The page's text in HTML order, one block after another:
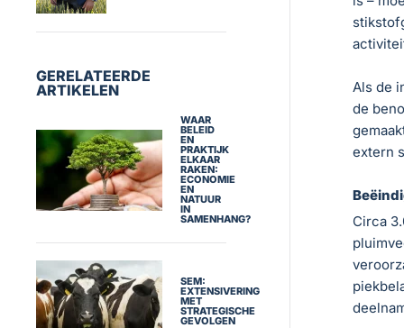
GERELATEERDE
ARTIKELEN
WAAR
BELEID
EN
PRAKTIJK
ELKAAR
RAKEN:
ECONOMIE
EN
NATUUR
IN
SAMENHANG?
SEM:
EXTENSIVERING
MET
STRATEGISCHE
GEVOLGEN
Als de
de
extern
Circa